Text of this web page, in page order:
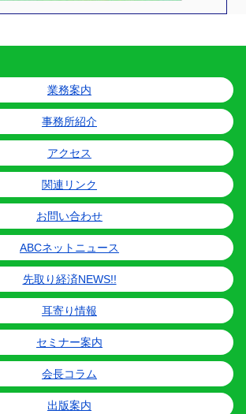
業務案内
事務所紹介
アクセス
関連リンク
お問い合わせ
ABCネットニュース
先取り経済NEWS!!
耳寄り情報
セミナー案内
会長コラム
出版案内